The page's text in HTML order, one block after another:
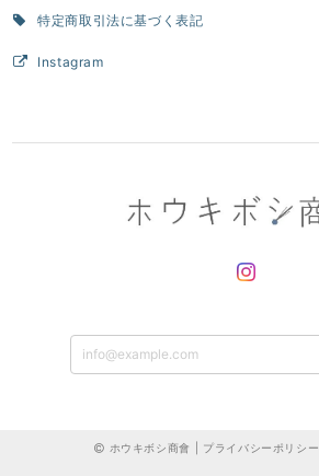
特定商取引法に基づく表記
Instagram
ホウキボシ商會 | プライバシーポリシー